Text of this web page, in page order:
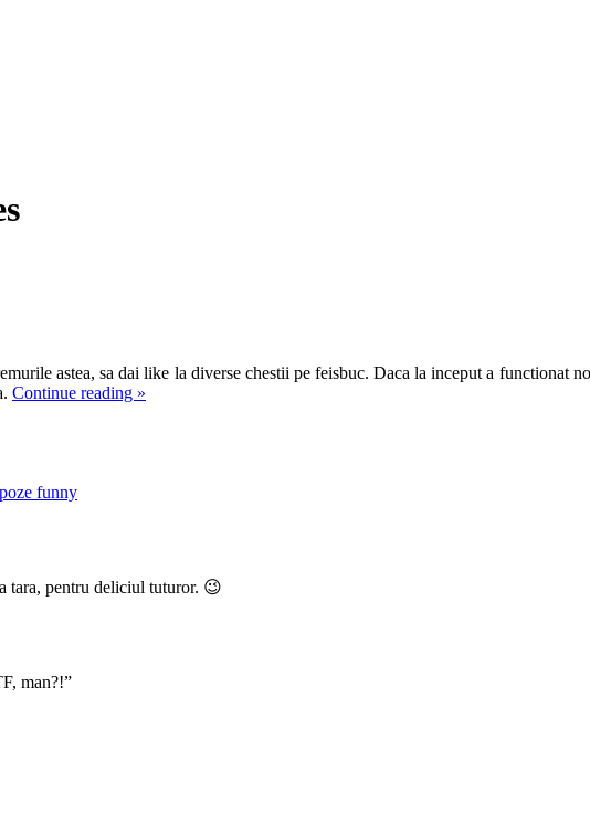
astea, sa dai like la diverse chestii pe feisbuc. Daca la inceput a functionat
Continue reading »
poze funny
tara, pentru deliciul tuturor. 😉
man?!”